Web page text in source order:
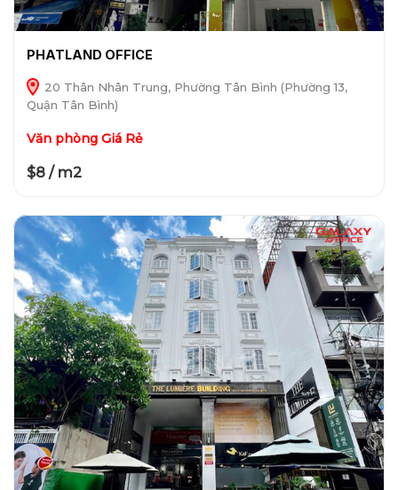
PHATLAND OFFICE
20 Thân Nhân Trung, Phường Tân Bình (Phường 13,
Quận Tân Bình)
Văn phòng Giá Rẻ
$8 / m2